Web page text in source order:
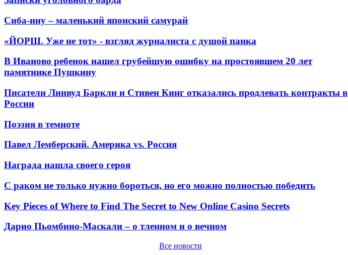
Сиба-ину – маленький японский самурай
«ЙОРШ. Уже не тот» - взгляд журналиста с душой панка
В Иваново ребенок нашел грубейшую ошибку на простоявшем 20 лет
памятнике Пушкину
Писатели Линвуд Баркли и Стивен Кинг отказались продлевать контракты в
России
Поэзия в темноте
Павел Лемберский. Америка vs. Россия
Награда нашла своего героя
С раком не только нужно бороться, но его можно полностью победить
Key Pieces of Where to Find The Secret to New Online Casino Secrets
Дарио Пьомбино-Маскали – о тленном и о вечном
Все новости